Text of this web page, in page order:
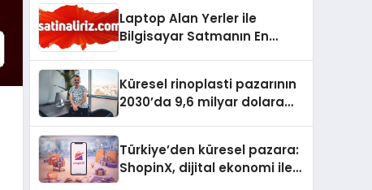
Laptop Alan Yerler ile
Bilgisayar Satmanın En
Küresel rinoplasti pazarının
2030’da 9,6 milyar dolara
Türkiye’den küresel pazara:
ShopinX, dijital ekonomi ile